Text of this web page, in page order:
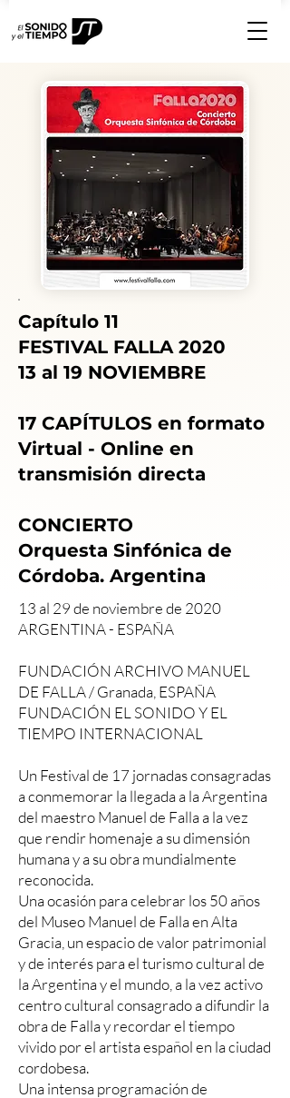
Capítulo 11
FESTIVAL FALLA 2020
13 al 19 NOVIEMBRE
17 CAPÍTULOS en formato
Virtual - Online en
transmisión directa
CONCIERTO
Orquesta Sinfónica de
Córdoba. Argentina
13 al 29 de noviembre de 2020
ARGENTINA - ESPAÑA
FUNDACIÓN ARCHIVO MANUEL
DE FALLA / Granada, ESPAÑA
FUNDACIÓN EL SONIDO Y EL
TIEMPO INTERNACIONAL
Un Festival de 17 jornadas consagradas
a conmemorar la llegada a la Argentina
del maestro Manuel de Falla a la vez
que rendir homenaje a su dimensión
humana y a su obra mundialmente
reconocida.
Una ocasión para celebrar los 50 años
del Museo Manuel de Falla en Alta
Gracia, un espacio de valor patrimonial
y de interés para el turismo cultural de
la Argentina y el mundo, a la vez activo
centro cultural consagrado a difundir la
obra de Falla y recordar el tiempo
vivido por el artista español en la ciudad
cordobesa.
Una intensa programación de